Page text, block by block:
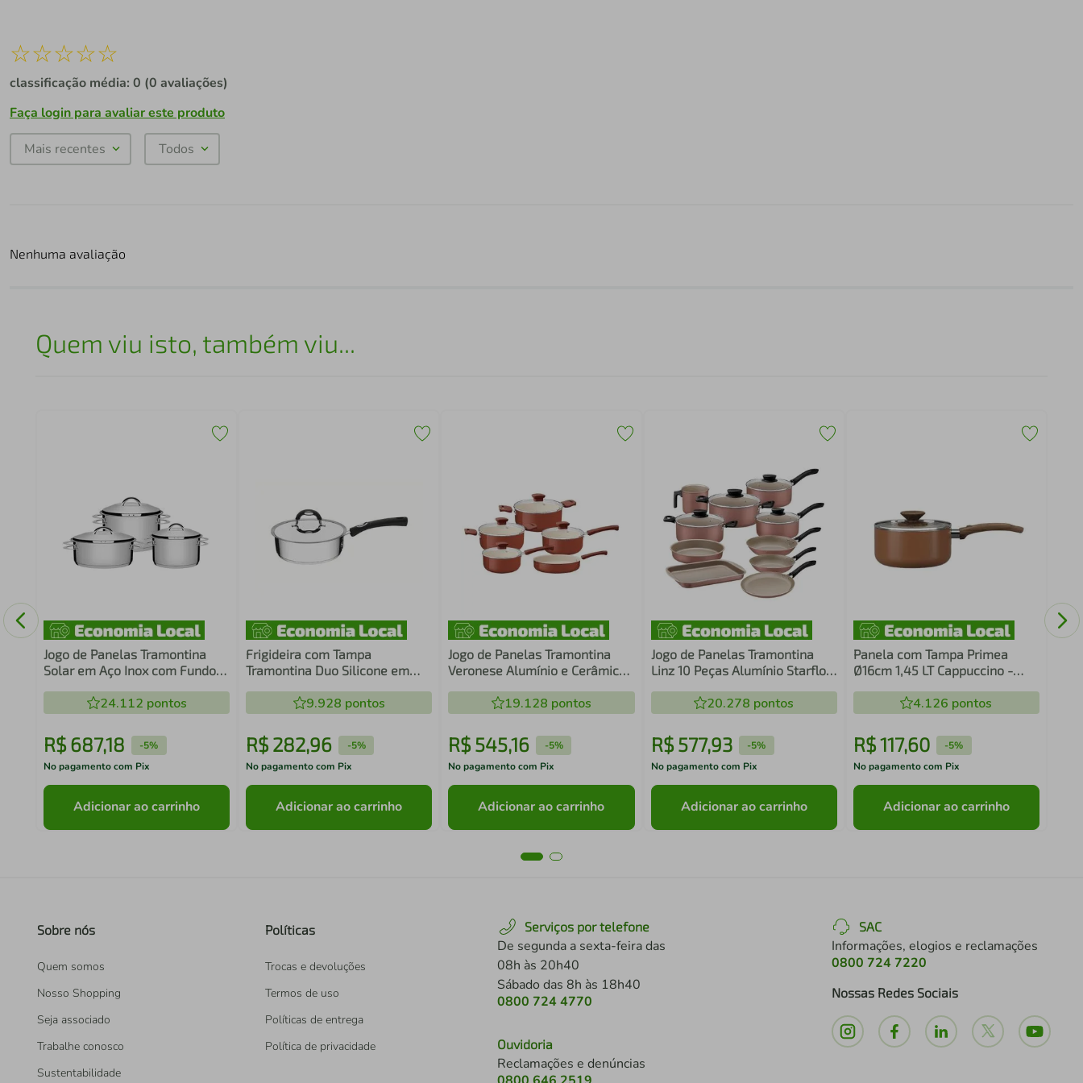
☆☆☆☆☆
classificação média: 0 (0 avaliações)
Faça login para avaliar este produto
Mais recentes Todos
Nenhuma avaliação
Quem viu isto, também viu...
Jogo de Panelas Tramontina
Solar em Aço Inox com Fundo
24.112 pontos
R$ 687,18 -5%
No pagamento com Pix
Adicionar ao carrinho
Frigideira com Tampa
Tramontina Duo Silicone em
com Indução9.928 pontos
R$ 282,96 -5%
No pagamento com Pix
Adicionar ao carrinho
Jogo de Panelas Tramontina
Veronese Alumínio e Cerâmica
19.128 pontos
R$545,16 -5%
No pagamento com Pix
Adicionar ao carrinho
Jogo de Panelas Tramontina
Linz 10 Peças Alumínio Starflon
20.278 pontos
R$ 577,93 -5%
No pagamento com Pix
Adicionar ao carrinho
Panela com Tampa Primea
Ø16cm 1,45 LT Cappuccino -
4.126 pontos
R$117,60 -5%
No pagamento com Pix
Adicionar ao carrinho
Sobre nós
Quem somos
Nosso Shopping
Seja associado
Trabalhe conosco
Sustentabilidade
Políticas
Trocas e devoluções
Termos de uso
Políticas de entrega
Política de privacidade
Serviços por telefone
De segunda a sexta-feira das
08h às 20h40
Sábado das 8h às 18h40
0800 724 4770
Ouvidoria
Reclamações e denúncias
SAC
Informações, elogios e reclamações
0800 724 7220
Nossas Redes Sociais